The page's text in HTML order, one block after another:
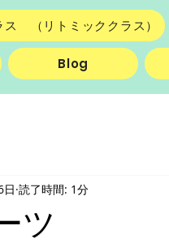
ス （リトミッククラス）
Blog
ツ
日 読了時間: 1分